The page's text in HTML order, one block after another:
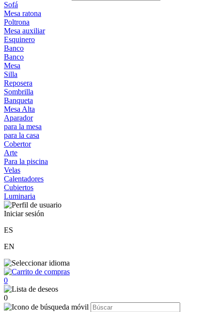
Sofá
Mesa ratona
Poltrona
Mesa auxiliar
Esquinero
Banco
Banco
Mesa
Silla
Reposera
Sombrilla
Banqueta
Mesa Alta
Aparador
para la mesa
para la casa
Cobertor
Arte
Para la piscina
Velas
Calentadores
Cubiertos
Luminaria
Iniciar sesión
ES
EN
0
0